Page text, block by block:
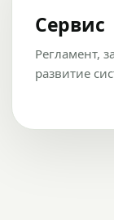
Сервис
Регламент,
развитие